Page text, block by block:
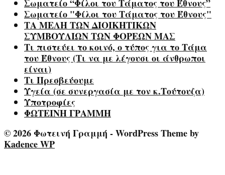
Σωματείο “Φίλοι του Τάματος του Έθνους”
Σωματείο "Φίλοι του Τάματος του Έθνους"
ΤΑ ΜΕΛΗ ΤΩΝ ΔΙΟΙΚΗΤΙΚΩΝ
ΣΥΜΒΟΥΛΙΩΝ ΤΩΝ ΦΟΡΕΩΝ ΜΑΣ
Τι πιστεύει το κοινό, ο τύπος για το Τάμα
του Έθνους (Τι να με λέγουσι οι άνθρωποι
είναι)
Τι Πρεσβεύουμε
Υγεία (σε συνεργασία με τον κ.Τούτουζα)
Υποτροφίες
ΦΩΤΕΙΝΗ ΓΡΑΜΜΗ
© 2026 Φωτεινή Γραμμή - WordPress Theme by
Kadence WP